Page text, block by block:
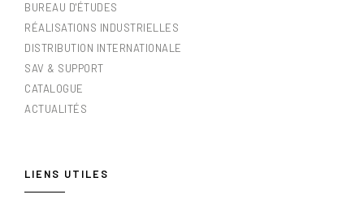
BUREAU D'ÉTUDES
RÉALISATIONS INDUSTRIELLES
DISTRIBUTION INTERNATIONALE
SAV & SUPPORT
CATALOGUE
ACTUALITÉS
LIENS UTILES